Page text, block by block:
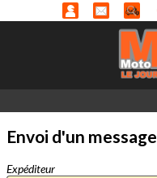
Envoi d'un message
Expéditeur